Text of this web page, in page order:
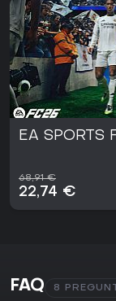
EA SPORTS
68,91 €
22,74 €
FAQ 8